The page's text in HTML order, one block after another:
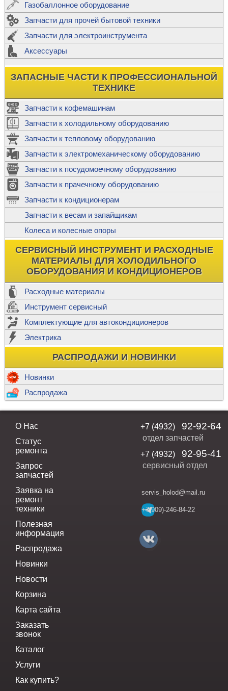
Газобаллонное оборудование
Запчасти для прочей бытовой техники
Запчасти для электроинструмента
Аксессуары
ЗАПАСНЫЕ ЧАСТИ К ПРОФЕССИОНАЛЬНОЙ
ТЕХНИКЕ
Запчасти к кофемашинам
Запчасти к холодильному оборудованию
Запчасти к тепловому оборудованию
Запчасти к электромеханическому оборудованию
Запчасти к посудомоечному оборудованию
Запчасти к прачечному оборудованию
Запчасти к кондиционерам
Запчасти к весам и запайщикам
Колеса и колесные опоры
СЕРВИСНЫЙ ИНСТРУМЕНТ И РАСХОДНЫЕ
МАТЕРИАЛЫ ДЛЯ ХОЛОДИЛЬНОГО
ОБОРУДОВАНИЯ И КОНДИЦИОНЕРОВ
Расходные материалы
Инструмент сервисный
Комплектующие для автокондиционеров
Электрика
РАСПРОДАЖИ И НОВИНКИ
Новинки
Распродажа
О Нас
Статус
ремонта
Запрос
запчастей
Заявка на
ремонт
техники
Полезная
информация
Распродажа
Новинки
Новости
Корзина
Карта сайта
Заказать
звонок
Каталог
Услуги
Как купить?
+7 (4932) 92-92-64
отдел запчастей
+7 (4932)
92-95-41
сервисный отдел
servis_holod@mail.ru
+7(909)-246-84-22